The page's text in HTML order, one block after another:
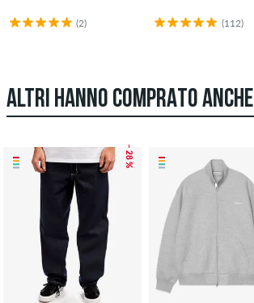
(2) (112)
ALTRI HANNO COMPRATO ANCHE
– 28 %